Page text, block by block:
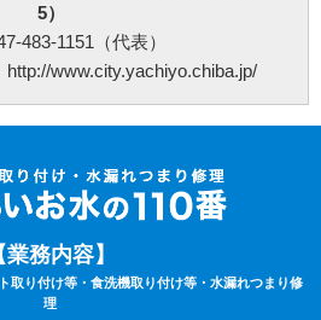
日間となります。期間内の作業不備は無償対応
のトラブルは無償対応ができかねます。万が
当作業員が原因究明を行いますが、作業不備に
自体の故障の場合などは、点検費用5,500円(税込)
円(税込)を申し受けます。
見料金5,500円(税込)を申し受けます。また下見
来ない作業内容と判断した場合も、5,500円(税込)
品は故障していない（正常に動く）ことが条件
ご自宅の電気が通電（コンセントまで電気が届
扱いできません。あらかじめご了承下さい。
5）
483-1151（代表）
www.city.yachiyo.chiba.jp/
業務内容】
取り付け等・食洗機取り付け等・水漏れつまり修
理